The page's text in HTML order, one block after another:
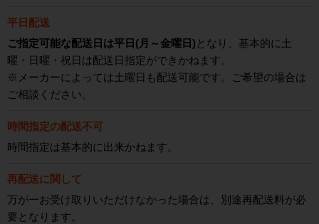
平日配送
ご指定可能な配送日は平日(月～金曜日) となり、基本的に土
曜・日曜・祝日は配送日指定ができかねます。
※メーカーによっては土曜日も配送可能です。ご希望の場合は
ご相談ください。
時間指定の配送不可
時間指定は基本的に出来かねます。
再配送に関して
万が一お受け取りいただけなかった場合は、別途再配送料が必
要となります。